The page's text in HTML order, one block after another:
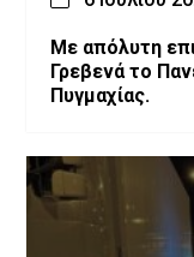
Με απόλυτη
Γρεβενά το
Πυγμαχίας.